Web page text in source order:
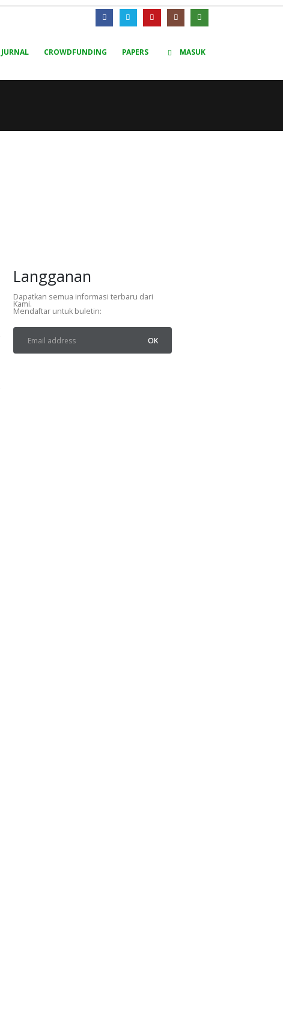
JURNAL CROWDFUNDING PAPERS MASUK
Langganan
Dapatkan semua informasi terbaru dari
Kami.
Mendaftar untuk buletin: